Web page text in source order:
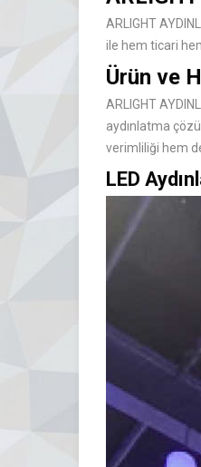
ARLIGHT
ile hem ticari
Ürün ve
ARLIGHT
aydınlatma
verimliliği hem
LED